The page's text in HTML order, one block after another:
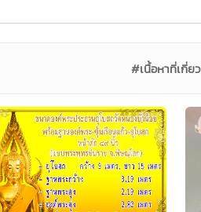
#เนื้อหาที่เกี่ย